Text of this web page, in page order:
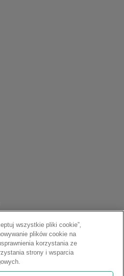
wszystkie pliki cookie”,
plików cookie na
korzystania ze
strony i wsparcia